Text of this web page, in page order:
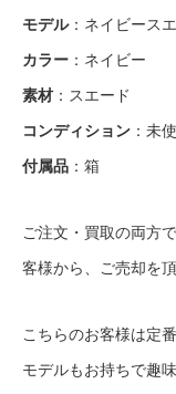
モデル：ネイビース
カラー ：ネイビー
素材 ：スエード
コンディション ：未
付属品 ：箱
ご注文・買取の両方
客様から、ご売却を
こちらのお客様は定
モデルもお持ちで趣